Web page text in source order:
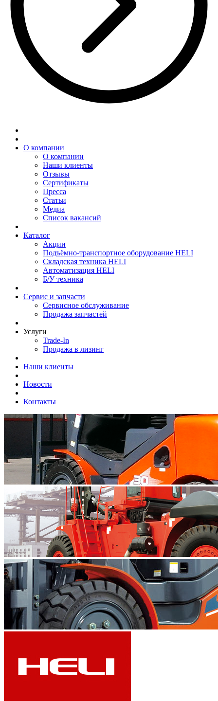
О компании
О компании
Наши клиенты
Отзывы
Сертификаты
Пресса
Статьи
Медиа
Список вакансий
Каталог
Акции
Подъёмно-транспортное оборудование HELI
Складская техника HELI
Автоматизация HELI
Б/У техника
Сервис и запчасти
Сервисное обслуживание
Продажа запчастей
Услуги
Trade-In
Продажа в лизинг
Наши клиенты
Новости
Контакты